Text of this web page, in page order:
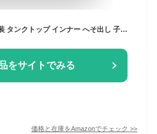
をサイトでみる
価格と在庫をAmazonでチェック >>